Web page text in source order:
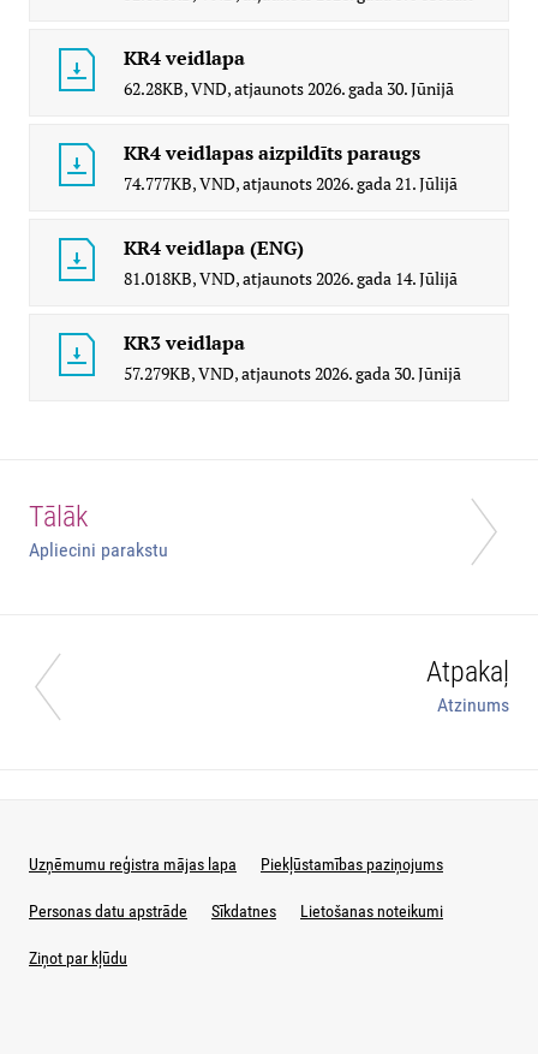
KR4 veidlapa
62.28KB,VND,atjaunots2026. gada 30. Jūnijā
KR4 veidlapas aizpildīts paraugs
74.777KB,VND,atjaunots2026. gada 21. Jūlijā
KR4 veidlapa (ENG)
81.018KB,VND,atjaunots2026. gada 14. Jūlijā
KR3 veidlapa
57.279KB,VND,atjaunots2026. gada 30. Jūnijā
Tālāk
Apliecini parakstu
Atpakaļ
Atzinums
Uzņēmumu reģistra mājas lapa Piekļūstamības paziņojums
Personas datu apstrāde Sīkdatnes Lietošanas noteikumi
Ziņot par kļūdu